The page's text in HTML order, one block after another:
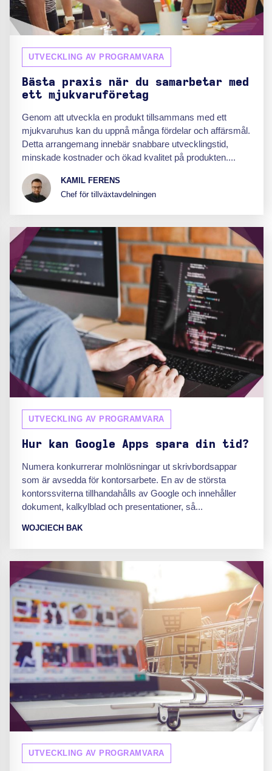
UTVECKLING AV PROGRAMVARA
Bästa praxis när du samarbetar med
ett mjukvaruföretag
Genom att utveckla en produkt tillsammans med ett
mjukvaruhus kan du uppnå många fördelar och affärsmål.
Detta arrangemang innebär snabbare utvecklingstid,
minskade kostnader och ökad kvalitet på produkten....
KAMIL FERENS
Chef för tillväxtavdelningen
UTVECKLING AV PROGRAMVARA
Hur kan Google Apps spara din tid?
Numera konkurrerar molnlösningar ut skrivbordsappar
som är avsedda för kontorsarbete. En av de största
kontorssviterna tillhandahålls av Google och innehåller
dokument, kalkylblad och presentationer, så...
WOJCIECH BAK
UTVECKLING AV PROGRAMVARA